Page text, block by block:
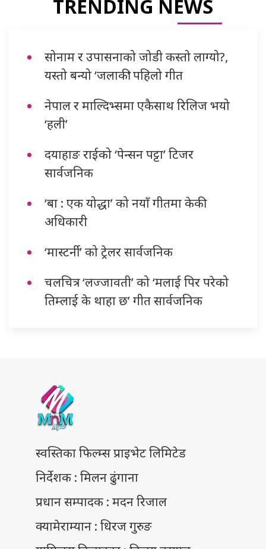
TRENDING NEWS
सोनाम र उपासनाको जोडी कस्तो लाग्यो?,
यस्तो बन्यो ‘जलाकी’ पहिलो गीत
नेपाल र माल्दिभ्समा एकैसाथ रिलिज भयो
‘हली’
दयाहाङ राईको ‘पेन्सन पट्टा’ टिजर
सार्वजनिक
‘बा : एक योद्धा’ को नयाँ गीतमा केकी
अधिकारी
‘मास्टर्नी’ को ट्रेलर सार्वजनिक
चलचित्र ‘लज्जावती’ को ‘मलाई पिर परेको
तिम्लाई के थाहा छ’ गीत सार्वजनिक
स्वस्तिका फिल्म्स प्राइभेट लिमिटेड
निर्देशक : मिलन ढुंगाना
प्रधान सम्पादक : मदन रिजाल
क्यामेराम्यान : धिरज गुरुङ